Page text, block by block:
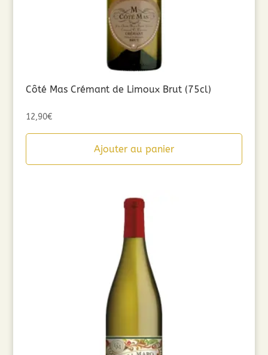
Côté Mas Crémant de Limoux Brut (75cl)
12,90€
Ajouter au panier